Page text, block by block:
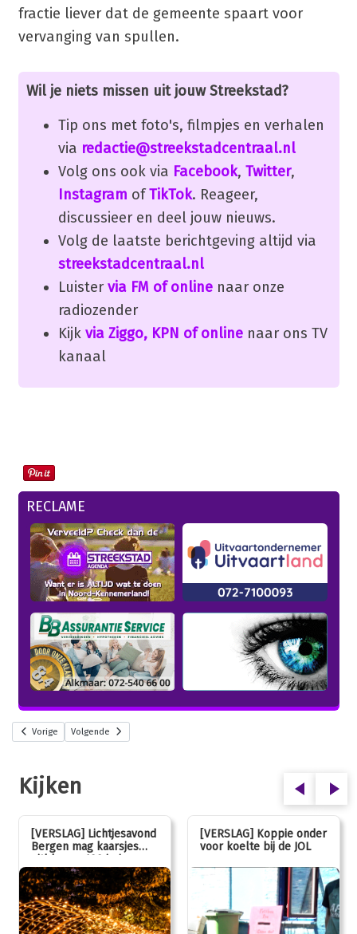
fractie liever dat de gemeente spaart voor
vervanging van spullen.
Wil je niets missen uit jouw Streekstad?
Tip ons met foto's, filmpjes en verhalen
via redactie@streekstadcentraal.nl
Volg ons ook via Facebook, Twitter,
Instagram ofTikTok. Reageer,
discussieer en deel jouw nieuws.
Volg de laatste berichtgeving altijd via
streekstadcentraal.nl
Luister via FM of onlinenaar onze
radiozender
Kijk via Ziggo, KPN of onlinenaar ons TV
kanaal
RECLAME
Vorige Volgende
Kijken
[VERSLAG] Lichtjesavond
Bergen mag kaarsjes
uitblazen: 100 jarig
jubileum!
[VERSLAG] Koppie onder
voor koelte bij de JOL